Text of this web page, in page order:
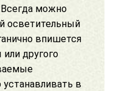
Всегда можно
осветительный
впишется
другого
в